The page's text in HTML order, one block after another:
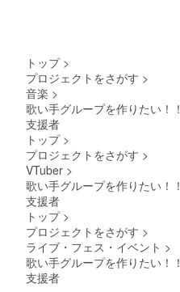
トップ >
プロジェクトをさがす >
音楽 >
歌い手グループを作りたい！！
支援者
トップ >
プロジェクトをさがす >
VTuber >
歌い手グループを作りたい！！
支援者
トップ >
プロジェクトをさがす >
ライブ・フェス・イベント >
歌い手グループを作りたい！！
支援者